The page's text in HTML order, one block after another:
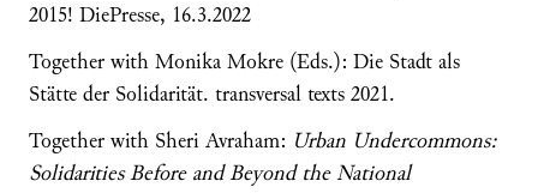
2015! DiePresse, 16.3.2022
Together with Monika Mokre (Eds.): Die Stadt als
Stätte der Solidarität. transversal texts 2021.
Together with Sheri Avraham: Urban Undercommons:
Solidarities Before and Beyond the National